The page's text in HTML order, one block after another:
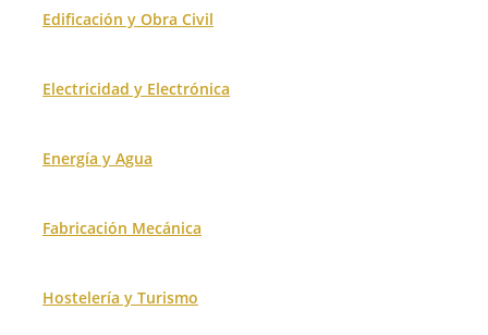
Edificación y Obra Civil
Electricidad y Electrónica
Energía y Agua
Fabricación Mecánica
Hostelería y Turismo